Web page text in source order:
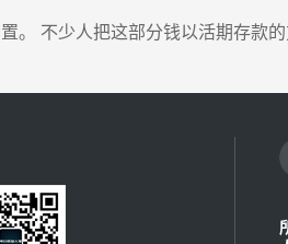
。 不少人把‬这部分‬钱‬以‬活期存款